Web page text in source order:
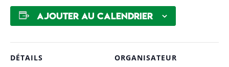
Ajouter au calendrier
DÉTAILS
ORGANISATEUR